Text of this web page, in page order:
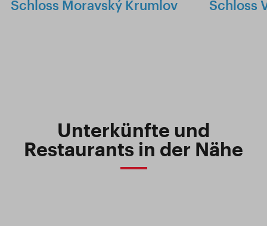
Schloss Moravský Krumlov
Schloss
Unterkünfte und
Restaurants in der Nähe